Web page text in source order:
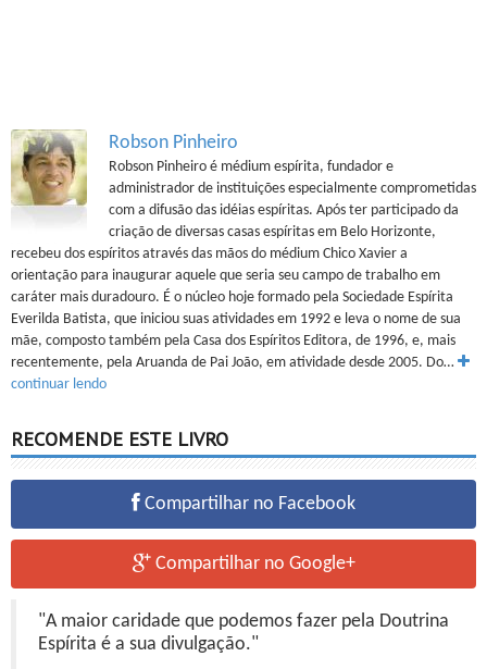
Robson Pinheiro
Robson Pinheiro é médium espírita, fundador e
administrador de instituições especialmente comprometidas
com a difusão das idéias espíritas. Após ter participado da
criação de diversas casas espíritas em Belo Horizonte,
recebeu dos espíritos através das mãos do médium Chico Xavier a
orientação para inaugurar aquele que seria seu campo de trabalho em
caráter mais duradouro. É o núcleo hoje formado pela Sociedade Espírita
Everilda Batista, que iniciou suas atividades em 1992 e leva o nome de sua
mãe, composto também pela Casa dos Espíritos Editora, de 1996, e, mais
recentemente, pela Aruanda de Pai João, em atividade desde 2005. Do…
continuar lendo
RECOMENDE ESTE LIVRO
Compartilhar no Facebook
Compartilhar no Google+
"A maior caridade que podemos fazer pela Doutrina
Espírita é a sua divulgação."